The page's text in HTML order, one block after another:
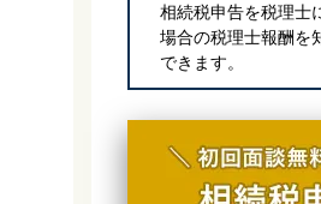
相続税申告を税理士
場合の税理士報酬を
できます。